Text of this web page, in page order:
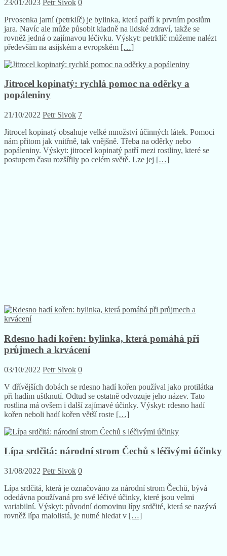
23/01/2023 Petr Sivok 0
Prvosenka jarní (petrklíč) je bylinka, která patří k prvním poslům
jara. Navíc ale může působit kladně na lidské zdraví, takže se
rovněž jedná o zajímavou léčivku. Výskyt: petrklíč můžeme nalézt
především na asijském a evropském […]
Jitrocel kopinatý: rychlá pomoc na oděrky a
popáleniny
21/10/2022 Petr Sivok 7
Jitrocel kopinatý obsahuje velké množství účinných látek. Pomoci
nám přitom jak vnitřně, tak vnějšně. Třeba na oděrky nebo
popáleniny. Výskyt: jitrocel kopinatý patří mezi rostliny, které se
postupem času rozšířily po celém světě. Lze jej […]
Rdesno hadí kořen: bylinka, která pomáhá při
průjmech a krvácení
03/10/2022 Petr Sivok 0
V dřívějších dobách se rdesno hadí kořen používal jako protilátka
při hadím uštknutí. Odtud se ostatně odvozuje jeho název. Tato
rostlina má ovšem i další zajímavé účinky. Výskyt: rdesno hadí
kořen neboli hadí kořen větší roste […]
Lípa srdčitá: národní strom Čechů s léčivými účinky
31/08/2022 Petr Sivok 0
Lípa srdčitá, která je označováno za národní strom Čechů, bývá
odedávna používaná pro své léčivé účinky, které jsou velmi
variabilní. Výskyt: původní domovinu lípy srdčité, která se nazývá
rovněž lípa malolistá, je nutné hledat v […]